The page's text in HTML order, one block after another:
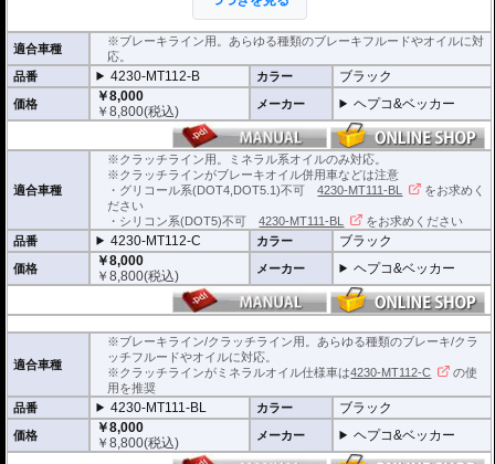
※ワイヤー仕様車には使用できません。
適合車種
※ブレーキライン用。あらゆる種類のブレーキフルードやオイルに対
応。
品番
4230-MT112-B カラー ブラック
価格
￥8,000
￥8,800(税込) メーカー ヘプコ&ベッカー
適合車種
※クラッチライン用。ミネラル系オイルのみ対応。
※クラッチラインがブレーキオイル併用車などは注意
・グリコール系(DOT4,DOT5.1)不可4230-MT111-BL
をお求めく
ださい
・シリコン系(DOT5)不可4230-MT111-BL
をお求めください
品番
4230-MT112-C カラー ブラック
価格
￥8,000
￥8,800(税込) メーカー ヘプコ&ベッカー
適合車種
※ブレーキライン/クラッチライン用。あらゆる種類のブレーキ/クラ
ッチフルードやオイルに対応。
※クラッチラインがミネラルオイル仕様車は4230-MT112-C
の使
用を推奨
品番
4230-MT111-BL カラー ブラック
価格
￥8,000
￥8,800(税込) メーカー ヘプコ&ベッカー